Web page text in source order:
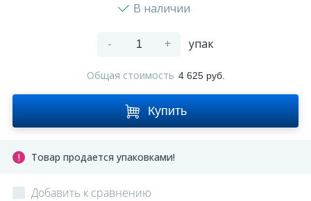
В наличии
- + упак
Общая стоимость 4 625 руб.
Купить
Товар продается упаковками!
Добавить к сравнению